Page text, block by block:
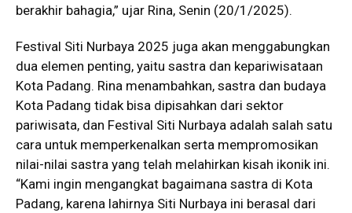
berakhir bahagia,” ujar Rina, Senin (20/1/2025).
Festival Siti Nurbaya 2025 juga akan menggabungkan
dua elemen penting, yaitu sastra dan kepariwisataan
Kota Padang. Rina menambahkan, sastra dan budaya
Kota Padang tidak bisa dipisahkan dari sektor
pariwisata, dan Festival Siti Nurbaya adalah salah satu
cara untuk memperkenalkan serta mempromosikan
nilai-nilai sastra yang telah melahirkan kisah ikonik ini.
“Kami ingin mengangkat bagaimana sastra di Kota
Padang, karena lahirnya Siti Nurbaya ini berasal dari